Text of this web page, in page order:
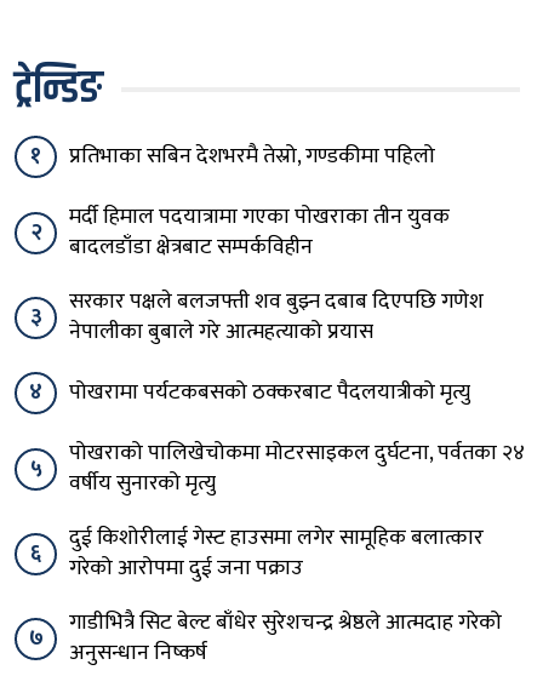
ट्रेन्डिङ
१ प्रतिभाका सबिन देशभरमै तेस्रो, गण्डकीमा पहिलो
२
मर्दी हिमाल पदयात्रामा गएका पोखराका तीन युवक
बादलडाँडा क्षेत्रबाट सम्पर्कविहीन
३
सरकार पक्षले बलजफ्ती शव बुझ्न दबाब दिएपछि गणेश
नेपालीका बुबाले गरे आत्महत्याको प्रयास
४
पोखरामा पर्यटकबसको ठक्करबाट पैदलयात्रीको मृत्यु
५
पोखराको पालिखेचोकमा मोटरसाइकल दुर्घटना, पर्वतका २४
वर्षीय सुनारको मृत्यु
६
दुई किशोरीलाई गेस्ट हाउसमा लगेर सामूहिक बलात्कार
गरेको आरोपमा दुई जना पक्राउ
७
गाडीभित्रै सिट बेल्ट बाँधेर सुरेशचन्द्र श्रेष्ठले आत्मदाह गरेको
अनुसन्धान निष्कर्ष